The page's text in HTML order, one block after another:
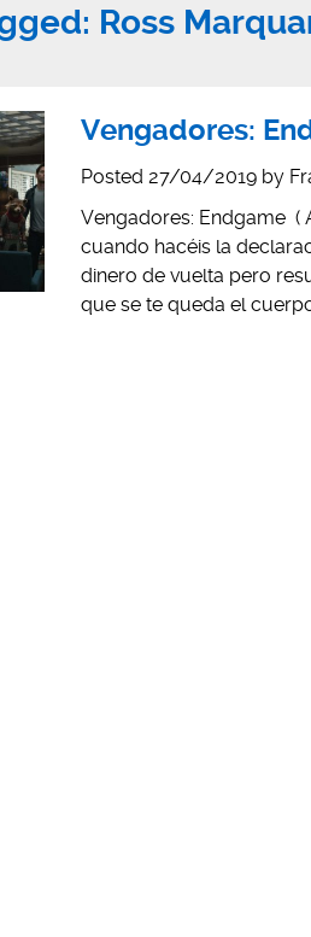
Ross
Vengadores:
Posted 27/04/2019 by
Vengadores: Endgame (
cuando hacéis la
dinero de vuelta pero
que se te queda el